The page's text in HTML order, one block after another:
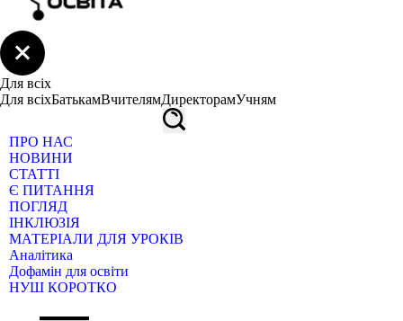
Для всіх
Для всіхБатькамВчителямДиректорамУчням
ПРО НАС
НОВИНИ
СТАТТІ
Є ПИТАННЯ
ПОГЛЯД
ІНКЛЮЗІЯ
МАТЕРІАЛИ ДЛЯ УРОКІВ
Аналітика
Дофамін для освіти
НУШ КОРОТКО